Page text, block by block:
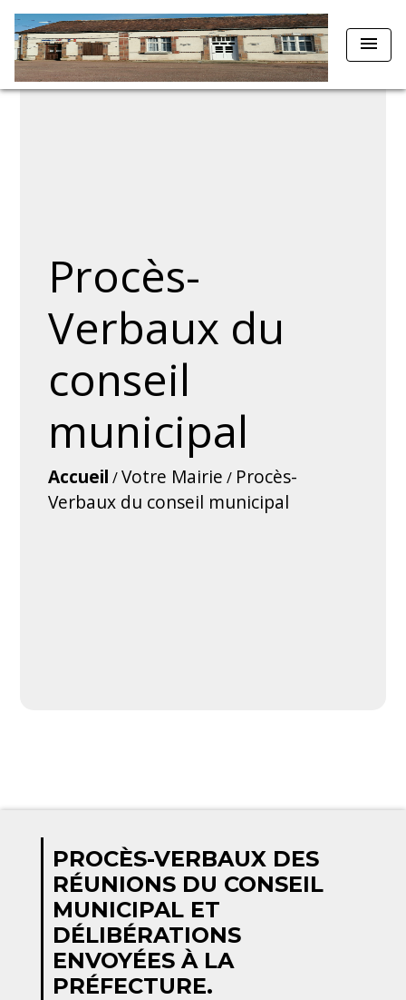
menu
Procès-
Verbaux du
conseil
municipal
Accueil /Votre Mairie / Procès-
Verbaux du conseil municipal
PROCÈS-VERBAUX DES
RÉUNIONS DU CONSEIL
MUNICIPAL ET
DÉLIBÉRATIONS
ENVOYÉES À LA
PRÉFECTURE.